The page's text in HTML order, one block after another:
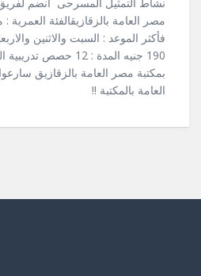
نشاط التمثيل المسرحى انضم
190 جنيه المدة : 12
بمكتبة مصر العامة بالزقازيق
العامة بالمكتبة !!